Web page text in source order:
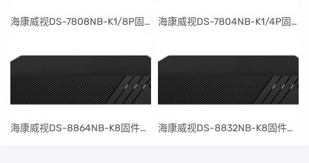
​海康威视DS-7808NB-K1/8P固件升级包V4.30.097build240401 ​海康威视DS-7804NB-K1/4P固件升级包V4.30.097build240401
​海康威视DS-8864NB-K8固件升级包V4.30.097build240401 ​海康威视DS-8832NB-K8固件升级包V4.30.097build240401